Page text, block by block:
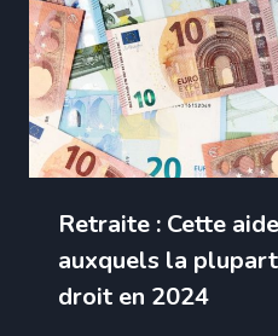
Retraite : Cette
auxquels la
droit en 2024